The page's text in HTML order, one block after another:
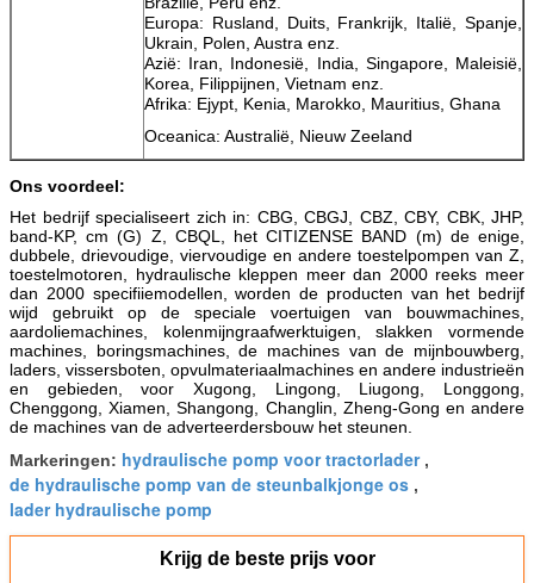
Europa: Rusland, Duits, Frankrijk, Italië, Spanje,
Ukrain, Polen, Austra enz.
Azië: Iran, Indonesië, India, Singapore, Maleisië,
Korea, Filippijnen, Vietnam enz.
Afrika: Ejypt, Kenia, Marokko, Mauritius, Ghana
Oceanica: Australië, Nieuw Zeeland
Ons voordeel:
Het bedrijf specialiseert zich in: CBG, CBGJ, CBZ, CBY, CBK, JHP,
band-KP, cm (G) Z, CBQL, het CITIZENSE BAND (m) de enige,
dubbele, drievoudige, viervoudige en andere toestelpompen van Z,
toestelmotoren, hydraulische kleppen meer dan 2000 reeks meer
dan 2000 specifiiemodellen, worden de producten van het bedrijf
wijd gebruikt op de speciale voertuigen van bouwmachines,
aardoliemachines, kolenmijngraafwerktuigen, slakken vormende
machines, boringsmachines, de machines van de mijnbouwberg,
laders, vissersboten, opvulmateriaalmachines en andere industrieën
en gebieden, voor Xugong, Lingong, Liugong, Longgong,
Chenggong, Xiamen, Shangong, Changlin, Zheng-Gong en andere
de machines van de adverteerdersbouw het steunen.
Markeringen: hydraulische pomp voor tractorlader,
de hydraulische pomp van de steunbalkjonge os ,
lader hydraulische pomp
Krijg de beste prijs voor